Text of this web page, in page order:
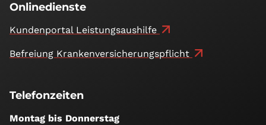
Onlinedienste
Kundenportal Leistungsaushilfe
Befreiung Kranken­versicherungs­pflicht
Telefonzeiten
Montag bis Donnerstag